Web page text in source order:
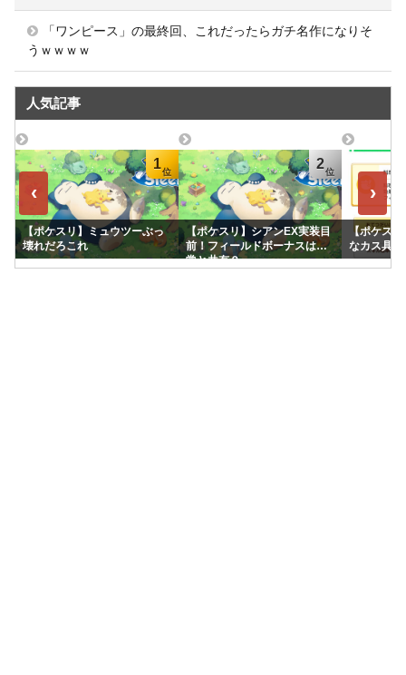
「ワンピース」の最終回、これだったらガチ名作になりそ
うｗｗｗｗ
人気記事
‹
1
【ポケスリ】ミュウツーぶっ
壊れだろこれ
2
【ポケスリ】シアンEX実装目
前！フィールドボーナスは通
常と共有？
【ポケス
なカス具合
›